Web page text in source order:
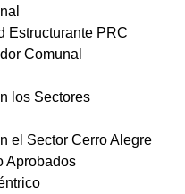
Estructurante PRC
Comunal
los Sectores
el Sector Cerro Alegre
Aprobados